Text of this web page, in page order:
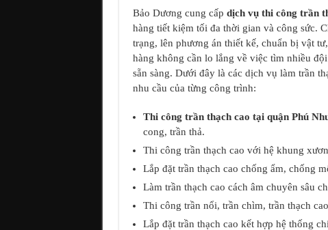
Bảo Dương cung cấp dịch vụ thi công trần
hàng tiết kiệm tối đa thời gian và công sức.
trạng, lên phương án thiết kế, chuẩn bị vật
hàng không cần lo lắng về việc tìm nhiều
sẵn sàng. Dưới đây là các dịch vụ làm trần
nhu cầu của từng công trình:
Thi công trần thạch cao tại quận Phú
cong, trần thả.
Thi công trần thạch cao với hệ khung
Lắp đặt trần thạch cao chống ẩm, chống
Làm trần thạch cao cách âm chuyên sâu
Thi công trần nổi, trần chìm, trần thạch
Lắp đặt trần thạch cao kết hợp hệ thống